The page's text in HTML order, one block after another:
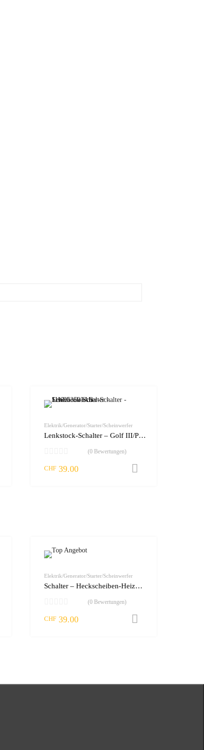
In den Warenkorb
Elektrik/Generator/Starter/Scheinwerfer
Lenkstock-Schalter – Golf III/Passat
(0 Bewertungen)
CHF 39.00
In den Warenkorb
Elektrik/Generator/Starter/Scheinwerfer
Schalter – Heckscheiben-Heizung – VW Golf III/Vento
(0 Bewertungen)
CHF 39.00